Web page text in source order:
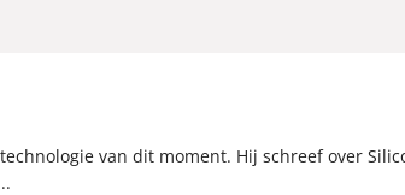
van dit moment. Hij schreef over